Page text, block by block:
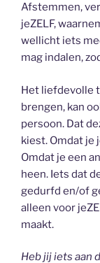
Afstemmen,
jeZELF,
wellicht iets
mag indalen,
Het liefdevolle
brengen, kan
persoon. Dat
kiest. Omdat je
Omdat je een
heen. Iets dat
gedurfd en/of
alleen voor
maakt.
Heb jij iets aan